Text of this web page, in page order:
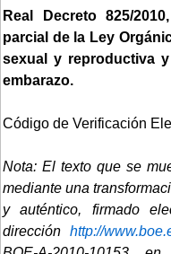
Real Decreto 825/
parcial de la Ley
sexual y reproductiva
embarazo.
Código de Verificación
Nota: El texto que se
mediante una
y auténtico, firmado
dirección http://